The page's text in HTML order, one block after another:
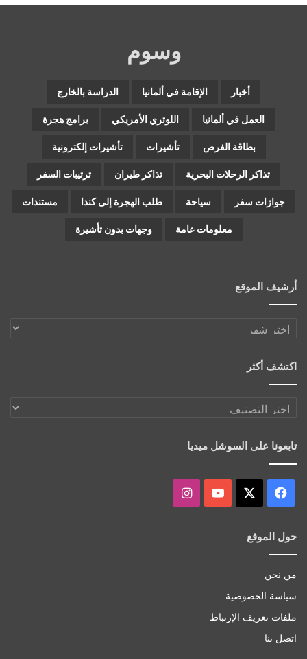
وسوم
أخبار الإقامة في ألمانيا الدراسة بالخارج
العمل في ألمانيا اللوتري الأمريكي برامج هجرة
بطاقة الفرص تأشيرات تأشيرات إلكترونية
تذاكر الرحلات البحرية تذاكر طيران ترتيبات السفر
جوازات سفر سياحة طلب الهجرة إلى كندا مستندات
معلومات عامة وجهات بدون تأشيرة
أرشيف الموقع
أرشيف
اكتشف أكثر
اكتشف
تابعونا على السوشل ميديا
فيسبوك ‫YouTubeانستقرام
حول الموقع
من نحن
سياسة الخصوصية
ملفات تعريف الإرتباط
اتصل بنا